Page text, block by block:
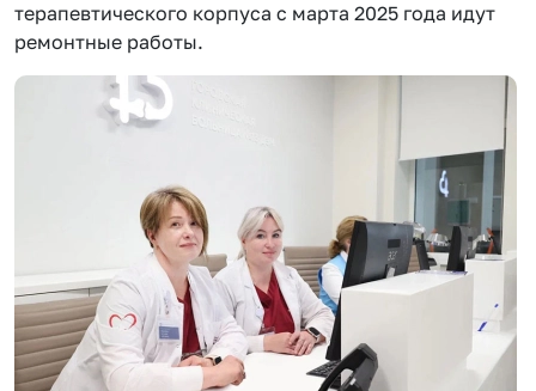
терапевтического корпуса с марта 2025 года идут
ремонтные работы.